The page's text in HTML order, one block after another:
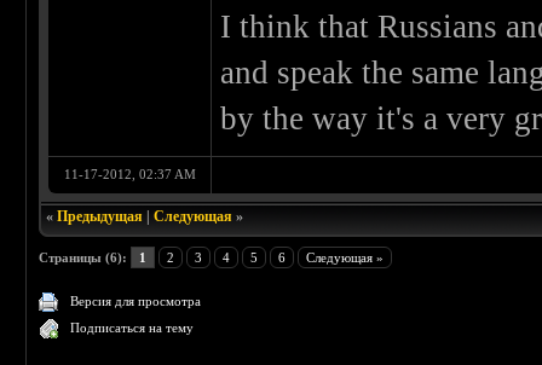
I think that Russians
and speak the same
by the way it's a very
11-17-2012, 02:37 AM
«Предыдущая |Следующая »
Страницы (6): 1 2 3 4 5 6 Следующая »
Версия для просмотра
Подписаться на тему